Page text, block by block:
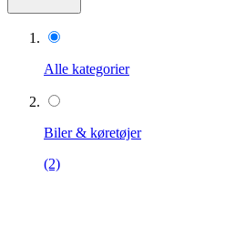
Alle kategorier
Biler & køretøjer
(2)